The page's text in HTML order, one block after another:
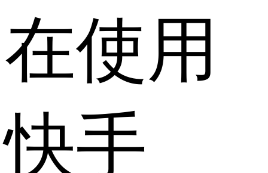
在使用
快手